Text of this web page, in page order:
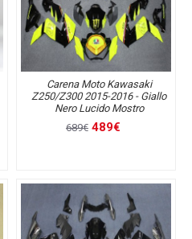
Carena Moto Kawasaki
Z250/Z300 2015-2016 - Giallo
Nero Lucido Mostro
689€ 489€